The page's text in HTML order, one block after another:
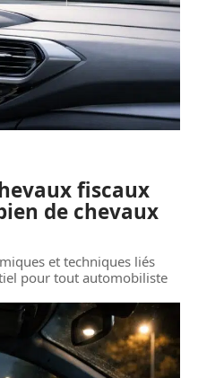
fiscaux
de chevaux
et techniques liés
pour tout automobiliste